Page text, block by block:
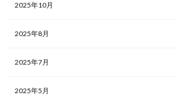
2025年10月
2025年8月
2025年7月
2025年5月